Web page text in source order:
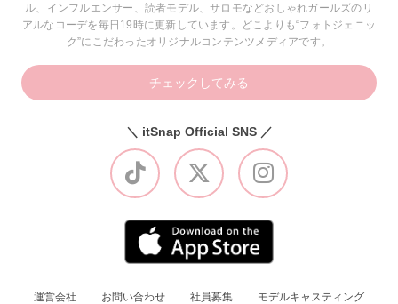
ル、インフルエンサー、読者モデル、サロモなどおしゃれガールズのリ
アルなコーデを毎日19時に更新しています。どこよりも“フォトジェニッ
ク”にこだわったオリジナルコンテンツメディアです。
チェックしてみる
＼ itSnap Official SNS ／
運営会社 お問い合わせ 社員募集 モデルキャスティング